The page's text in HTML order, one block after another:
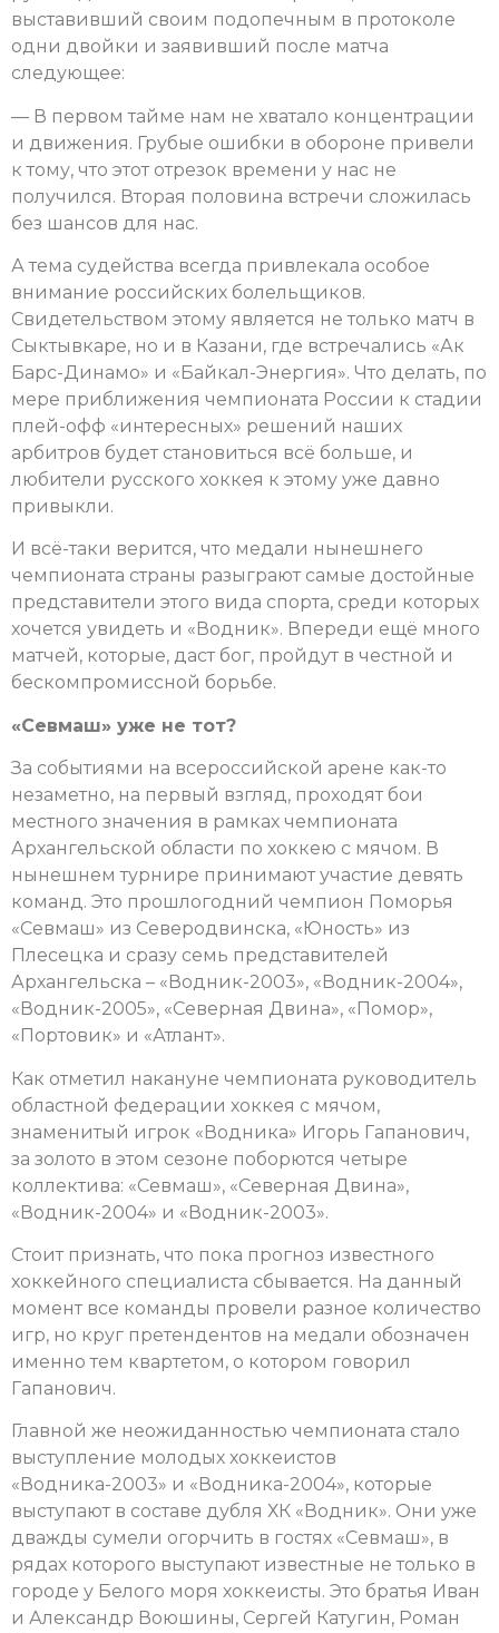
выставивший своим подопечным в протоколе
одни двойки и заявивший после матча
следующее:
— В первом тайме нам не хватало концентрации
и движения. Грубые ошибки в обороне привели
к тому, что этот отрезок времени у нас не
получился. Вторая половина встречи сложилась
без шансов для нас.
А тема судейства всегда привлекала особое
внимание российских болельщиков.
Свидетельством этому является не только матч в
Сыктывкаре, но и в Казани, где встречались «Ак
Барс-Динамо» и «Байкал-Энергия». Что делать, по
мере приближения чемпионата России к стадии
плей-офф «интересных» решений наших
арбитров будет становиться всё больше, и
любители русского хоккея к этому уже давно
привыкли.
И всё-таки верится, что медали нынешнего
чемпионата страны разыграют самые достойные
представители этого вида спорта, среди которых
хочется увидеть и «Водник». Впереди ещё много
матчей, которые, даст бог, пройдут в честной и
бескомпромиссной борьбе.
«Севмаш» уже не тот?
За событиями на всероссийской арене как-то
незаметно, на первый взгляд, проходят бои
местного значения в рамках чемпионата
Архангельской области по хоккею с мячом. В
нынешнем турнире принимают участие девять
команд. Это прошлогодний чемпион Поморья
«Севмаш» из Северодвинска, «Юность» из
Плесецка и сразу семь представителей
Архангельска – «Водник-2003», «Водник-2004»,
«Водник-2005», «Северная Двина», «Помор»,
«Портовик» и «Атлант».
Как отметил накануне чемпионата руководитель
областной федерации хоккея с мячом,
знаменитый игрок «Водника» Игорь Гапанович,
за золото в этом сезоне поборются четыре
коллектива: «Севмаш», «Северная Двина»,
«Водник-2004» и «Водник-2003».
Стоит признать, что пока прогноз известного
хоккейного специалиста сбывается. На данный
момент все команды провели разное количество
игр, но круг претендентов на медали обозначен
именно тем квартетом, о котором говорил
Гапанович.
Главной же неожиданностью чемпионата стало
выступление молодых хоккеистов
«Водника-2003» и «Водника-2004», которые
выступают в составе дубля ХК «Водник». Они уже
дважды сумели огорчить в гостях «Севмаш», в
рядах которого выступают известные не только в
городе у Белого моря хоккеисты. Это братья Иван
и Александр Воюшины, Сергей Катугин, Роман